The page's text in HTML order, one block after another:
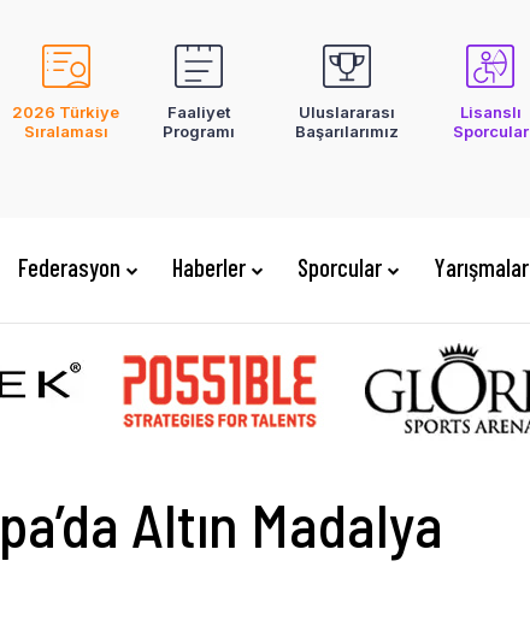
2026 Türkiye
Sıralaması
Faaliyet
Programı
Uluslararası
Başarılarımız
Lisanslı
Sporcular
Federasyon Haberler Sporcular Yarışmalar
Altın Madalya